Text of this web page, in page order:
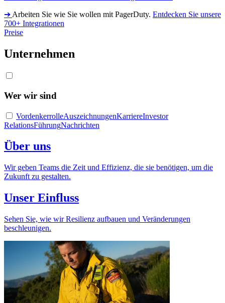
➔ Arbeiten Sie wie Sie wollen mit PagerDuty. Entdecken Sie unsere
700+ Integrationen
Preise
Unternehmen
Wer wir sind
VordenkerrolleAuszeichnungenKarriereInvestor
RelationsFührungNachrichten
Über uns
Wir geben Teams die Zeit und Effizienz, die sie benötigen, um die
Zukunft zu gestalten.
Unser Einfluss
Sehen Sie, wie wir Resilienz aufbauen und Veränderungen
beschleunigen.